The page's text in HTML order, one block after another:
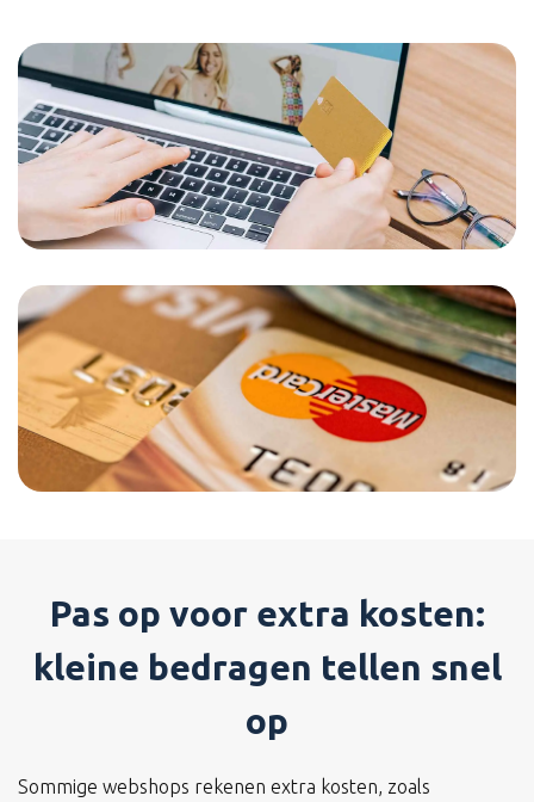
Pas op voor extra kosten:
kleine bedragen tellen snel
op
Sommige webshops rekenen extra kosten, zoals